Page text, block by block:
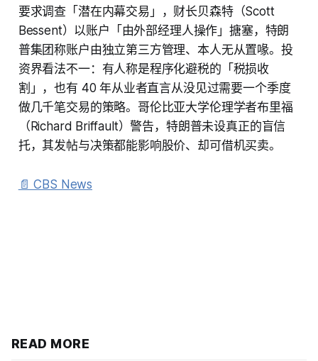
要求调查「潜在内幕交易」，财长贝森特（Scott
Bessent）以账户「由外部经理人操作」搪塞，特朗
普集团称账户由独立第三方管理、本人无从置喙。投
资界看法不一：有人称是程序化避税的「税损收
割」，也有 40 年从业者直言从没见过需要一个季度
做几千笔交易的策略。哥伦比亚大学伦理学者布里福
（Richard Briffault）警告，特朗普未设真正的盲信
托，其发帖与决策都能影响股价、却可借机买卖。
📄 CBS News
READ MORE